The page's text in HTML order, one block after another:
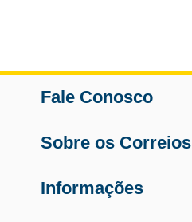
Fale Conosco
Sobre os Correios
Informações